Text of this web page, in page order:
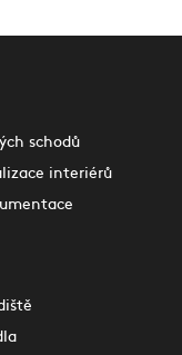
schodů
interiérů